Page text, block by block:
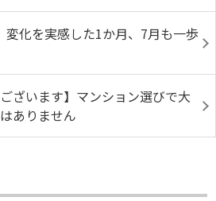
変化を実感した1か月、7月も一歩
ざいます】マンション選びで大
ありません